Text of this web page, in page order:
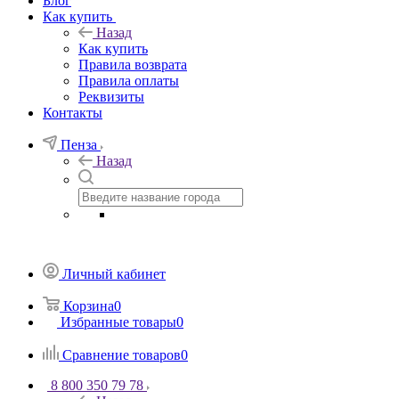
Как купить
Назад
Как купить
Правила возврата
Правила оплаты
Реквизиты
Контакты
Пенза
Назад
Личный кабинет
Корзина0
Избранные товары0
Сравнение товаров0
8 800 350 79 78